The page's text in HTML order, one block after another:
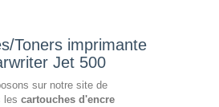
Toners imprimante
Jet 500
sur notre site de
les cartouches d'encre